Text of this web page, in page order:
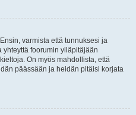
varmista että tunnuksesi ja
yhteyttä foorumin ylläpitäjään
On myös mahdollista, että
päässään ja heidän pitäisi korjata